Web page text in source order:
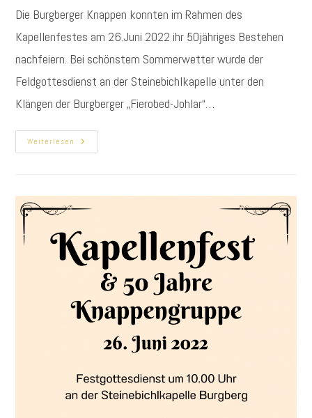
Die Burgberger Knappen konnten im Rahmen des
Kapellenfestes am 26.Juni 2022 ihr 50jähriges Bestehen
nachfeiern. Bei schönstem Sommerwetter wurde der
Feldgottesdienst an der Steinebichlkapelle unter den
Klängen der Burgberger „Fierobed-Johlar“…
Weiterlesen Gelungenes
Jubiläum